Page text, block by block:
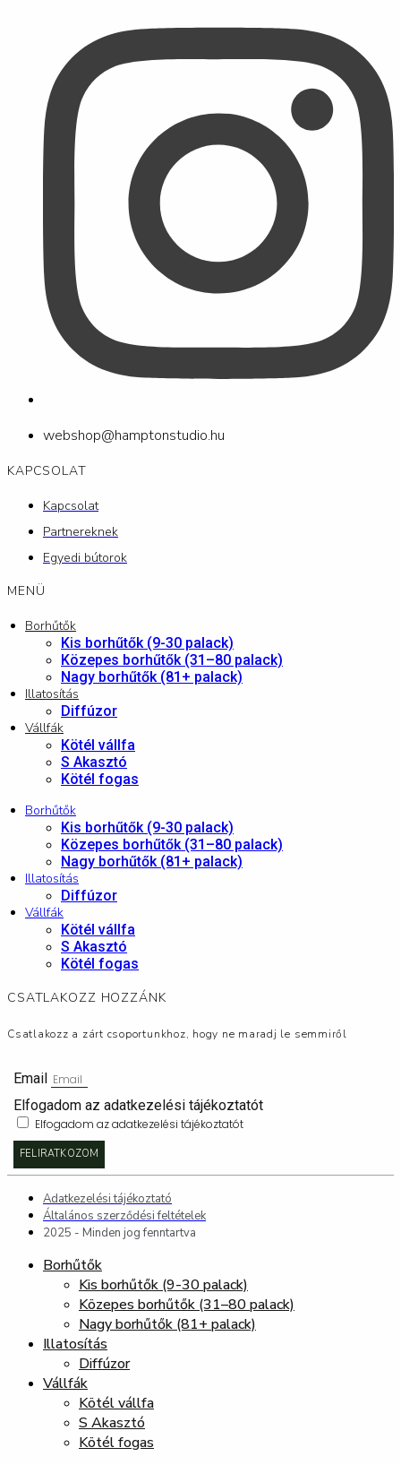
webshop@hamptonstudio.hu
KAPCSOLAT
Kapcsolat
Partnereknek
Egyedi bútorok
MENÜ
Borhűtők
Kis borhűtők (9-30 palack)
Közepes borhűtők (31–80 palack)
Nagy borhűtők (81+ palack)
Illatosítás
Diffúzor
Vállfák
Kötél vállfa
S Akasztó
Kötél fogas
Borhűtők
Kis borhűtők (9-30 palack)
Közepes borhűtők (31–80 palack)
Nagy borhűtők (81+ palack)
Illatosítás
Diffúzor
Vállfák
Kötél vállfa
S Akasztó
Kötél fogas
CSATLAKOZZ HOZZÁNK
Csatlakozz a zárt csoportunkhoz, hogy ne maradj le semmiről
Email
Elfogadom az adatkezelési tájékoztatót
Elfogadom az adatkezelési tájékoztatót
FELIRATKOZOM
Adatkezelési tájékoztató
Általános szerződési feltételek
2025 - Minden jog fenntartva
Borhűtők
Kis borhűtők (9-30 palack)
Közepes borhűtők (31–80 palack)
Nagy borhűtők (81+ palack)
Illatosítás
Diffúzor
Vállfák
Kötél vállfa
S Akasztó
Kötél fogas